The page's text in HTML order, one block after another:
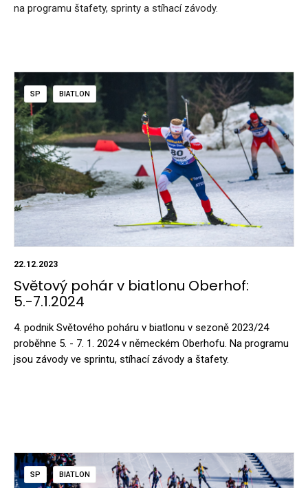
na programu štafety, sprinty a stíhací závody.
SP BIATLON
22.12.2023
Světový pohár v biatlonu Oberhof:
5.-7.1.2024
4. podnik Světového poháru v biatlonu v sezoně 2023/24
proběhne 5. - 7. 1. 2024 v německém Oberhofu. Na programu
jsou závody ve sprintu, stíhací závody a štafety.
SP BIATLON